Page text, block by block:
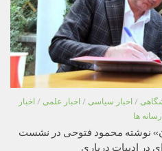
/ اخبار سیاسی / اخبار علمی / اخبار
ها
نوشته محمود فتوحی در نشست
در ادبیات درباری